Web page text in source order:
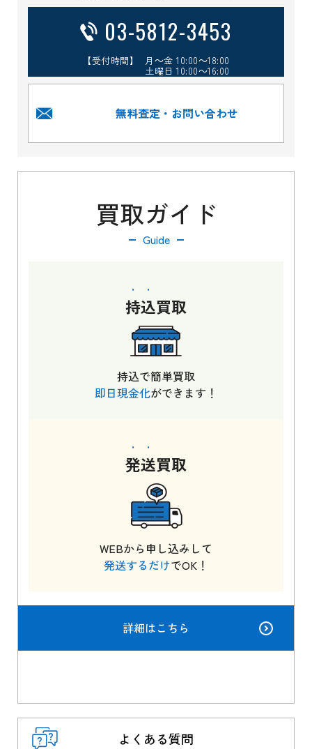
03-5812-3453
【受付時間】 月～金 10:00～18:00
土曜日 10:00～16:00
無料査定・お問い合わせ
買取ガイド
Guide
持込買取
持込で簡単買取
即日現金化ができます！
発送買取
WEBから申し込みして
発送するだけでOK！
詳細はこちら
よくある質問